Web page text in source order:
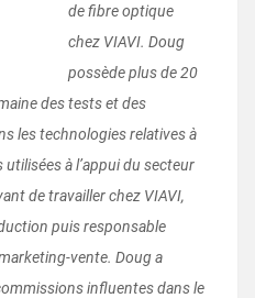
de fibre optique
chez VIAVI. Doug
possède plus de 20
des tests et des
les technologies relatives à
à l’appui du secteur
de travailler chez VIAVI,
puis responsable
vente. Doug a
influentes dans le